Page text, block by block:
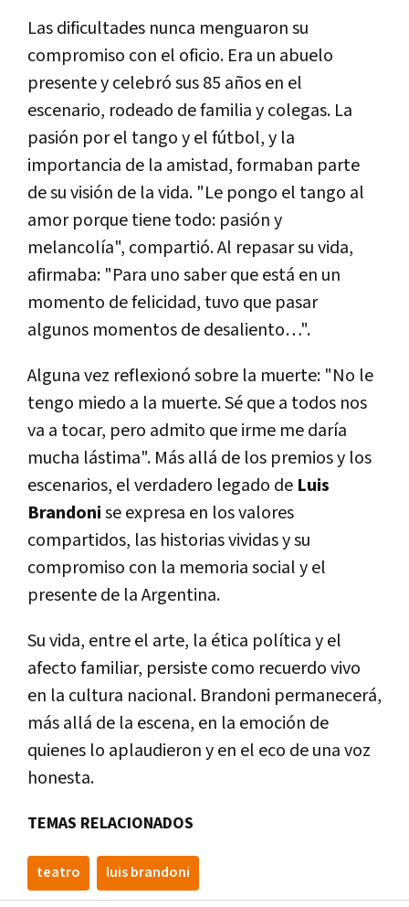
Las dificultades nunca menguaron su
compromiso con el oficio. Era un abuelo
presente y celebró sus 85 años en el
escenario, rodeado de familia y colegas. La
pasión por el tango y el fútbol, y la
importancia de la amistad, formaban parte
de su visión de la vida. "Le pongo el tango al
amor porque tiene todo: pasión y
melancolía", compartió. Al repasar su vida,
afirmaba: "Para uno saber que está en un
momento de felicidad, tuvo que pasar
algunos momentos de desaliento…".
Alguna vez reflexionó sobre la muerte: "No le
tengo miedo a la muerte. Sé que a todos nos
va a tocar, pero admito que irme me daría
mucha lástima". Más allá de los premios y los
escenarios, el verdadero legado de Luis
Brandonise expresa en los valores
compartidos, las historias vividas y su
compromiso con la memoria social y el
presente de la Argentina.
Su vida, entre el arte, la ética política y el
afecto familiar, persiste como recuerdo vivo
en la cultura nacional. Brandoni permanecerá,
más allá de la escena, en la emoción de
quienes lo aplaudieron y en el eco de una voz
honesta.
TEMAS RELACIONADOS
teatro luis brandoni